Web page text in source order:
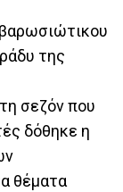
βαρωσιώτικου
της
σεζόν που
δόθηκε η
θέματα